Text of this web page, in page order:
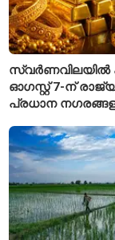
സ്വർണവിലയിൽ
ഓഗസ്റ്റ് 7-ന്
പ്രധാന